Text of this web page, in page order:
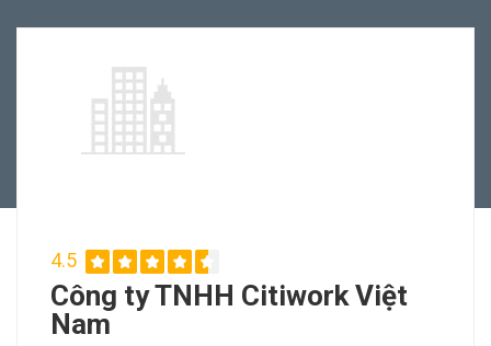
4.5
Công ty TNHH Citiwork Việt
Nam